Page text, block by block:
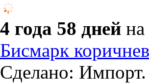
4 года 58 дней на
Бисмарк
Сделано: Импорт.